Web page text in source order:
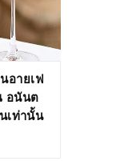
อายเฟ
อนันต
เท่านั้น